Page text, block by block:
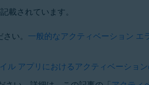
載されています。
い。 一般的なアクティベーション エ
ル アプリにおけるアクティベーショ